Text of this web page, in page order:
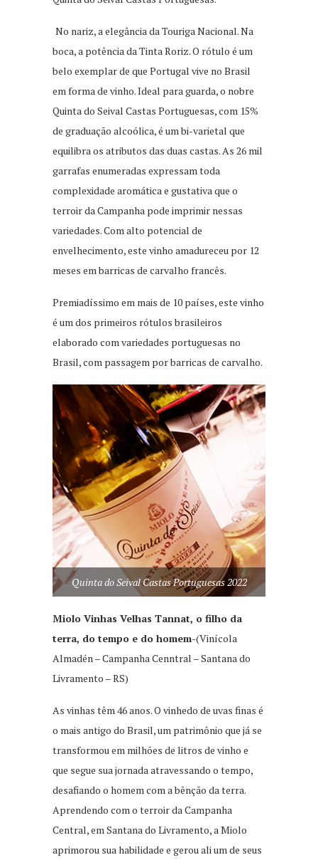
No nariz, a elegância da Touriga Nacional. Na
boca, a potência da Tinta Roriz. O rótulo é um
belo exemplar de que Portugal vive no Brasil
em forma de vinho. Ideal para guarda, o nobre
Quinta do Seival Castas Portuguesas, com 15%
de graduação alcoólica, é um bi-varietal que
equilibra os atributos das duas castas. As 26 mil
garrafas enumeradas expressam toda
complexidade aromática e gustativa que o
terroir da Campanha pode imprimir nessas
variedades. Com alto potencial de
envelhecimento, este vinho amadureceu por 12
meses em barricas de carvalho francês.
Premiadíssimo em mais de 10 países, este vinho
é um dos primeiros rótulos brasileiros
elaborado com variedades portuguesas no
Brasil, com passagem por barricas de carvalho.
Quinta do Seival Castas Portuguesas 2022
Miolo Vinhas Velhas Tannat, o filho da
terra, do tempo e do homem-(Vinícola
Almadén – Campanha Cenntral – Santana do
Livramento – RS)
As vinhas têm 46 anos. O vinhedo de uvas finas é
o mais antigo do Brasil, um patrimônio que já se
transformou em milhões de litros de vinho e
que segue sua jornada atravessando o tempo,
desafiando o homem com a bênção da terra.
Aprendendo com o terroir da Campanha
Central, em Santana do Livramento, a Miolo
aprimorou sua habilidade e gerou ali um de seus